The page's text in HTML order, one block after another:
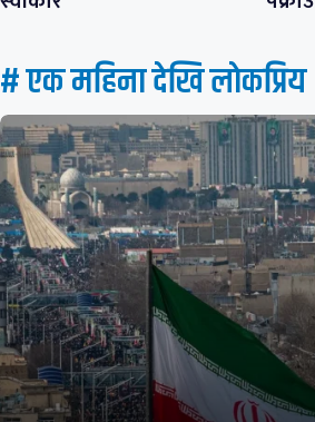
# एक महिना देखि लाेकप्रिय